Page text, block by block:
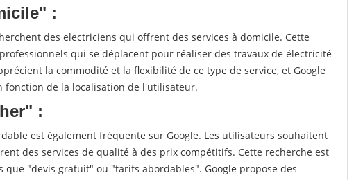
:
des electriciens qui offrent des services à domicile. Cette
qui se déplacent pour réaliser des travaux de électricité
la commodité et la flexibilité de ce type de service, et Google
de la localisation de l'utilisateur.
:
est également fréquente sur Google. Les utilisateurs souhaitent
des services de qualité à des prix compétitifs. Cette recherche est
que "devis gratuit" ou "tarifs abordables". Google propose des